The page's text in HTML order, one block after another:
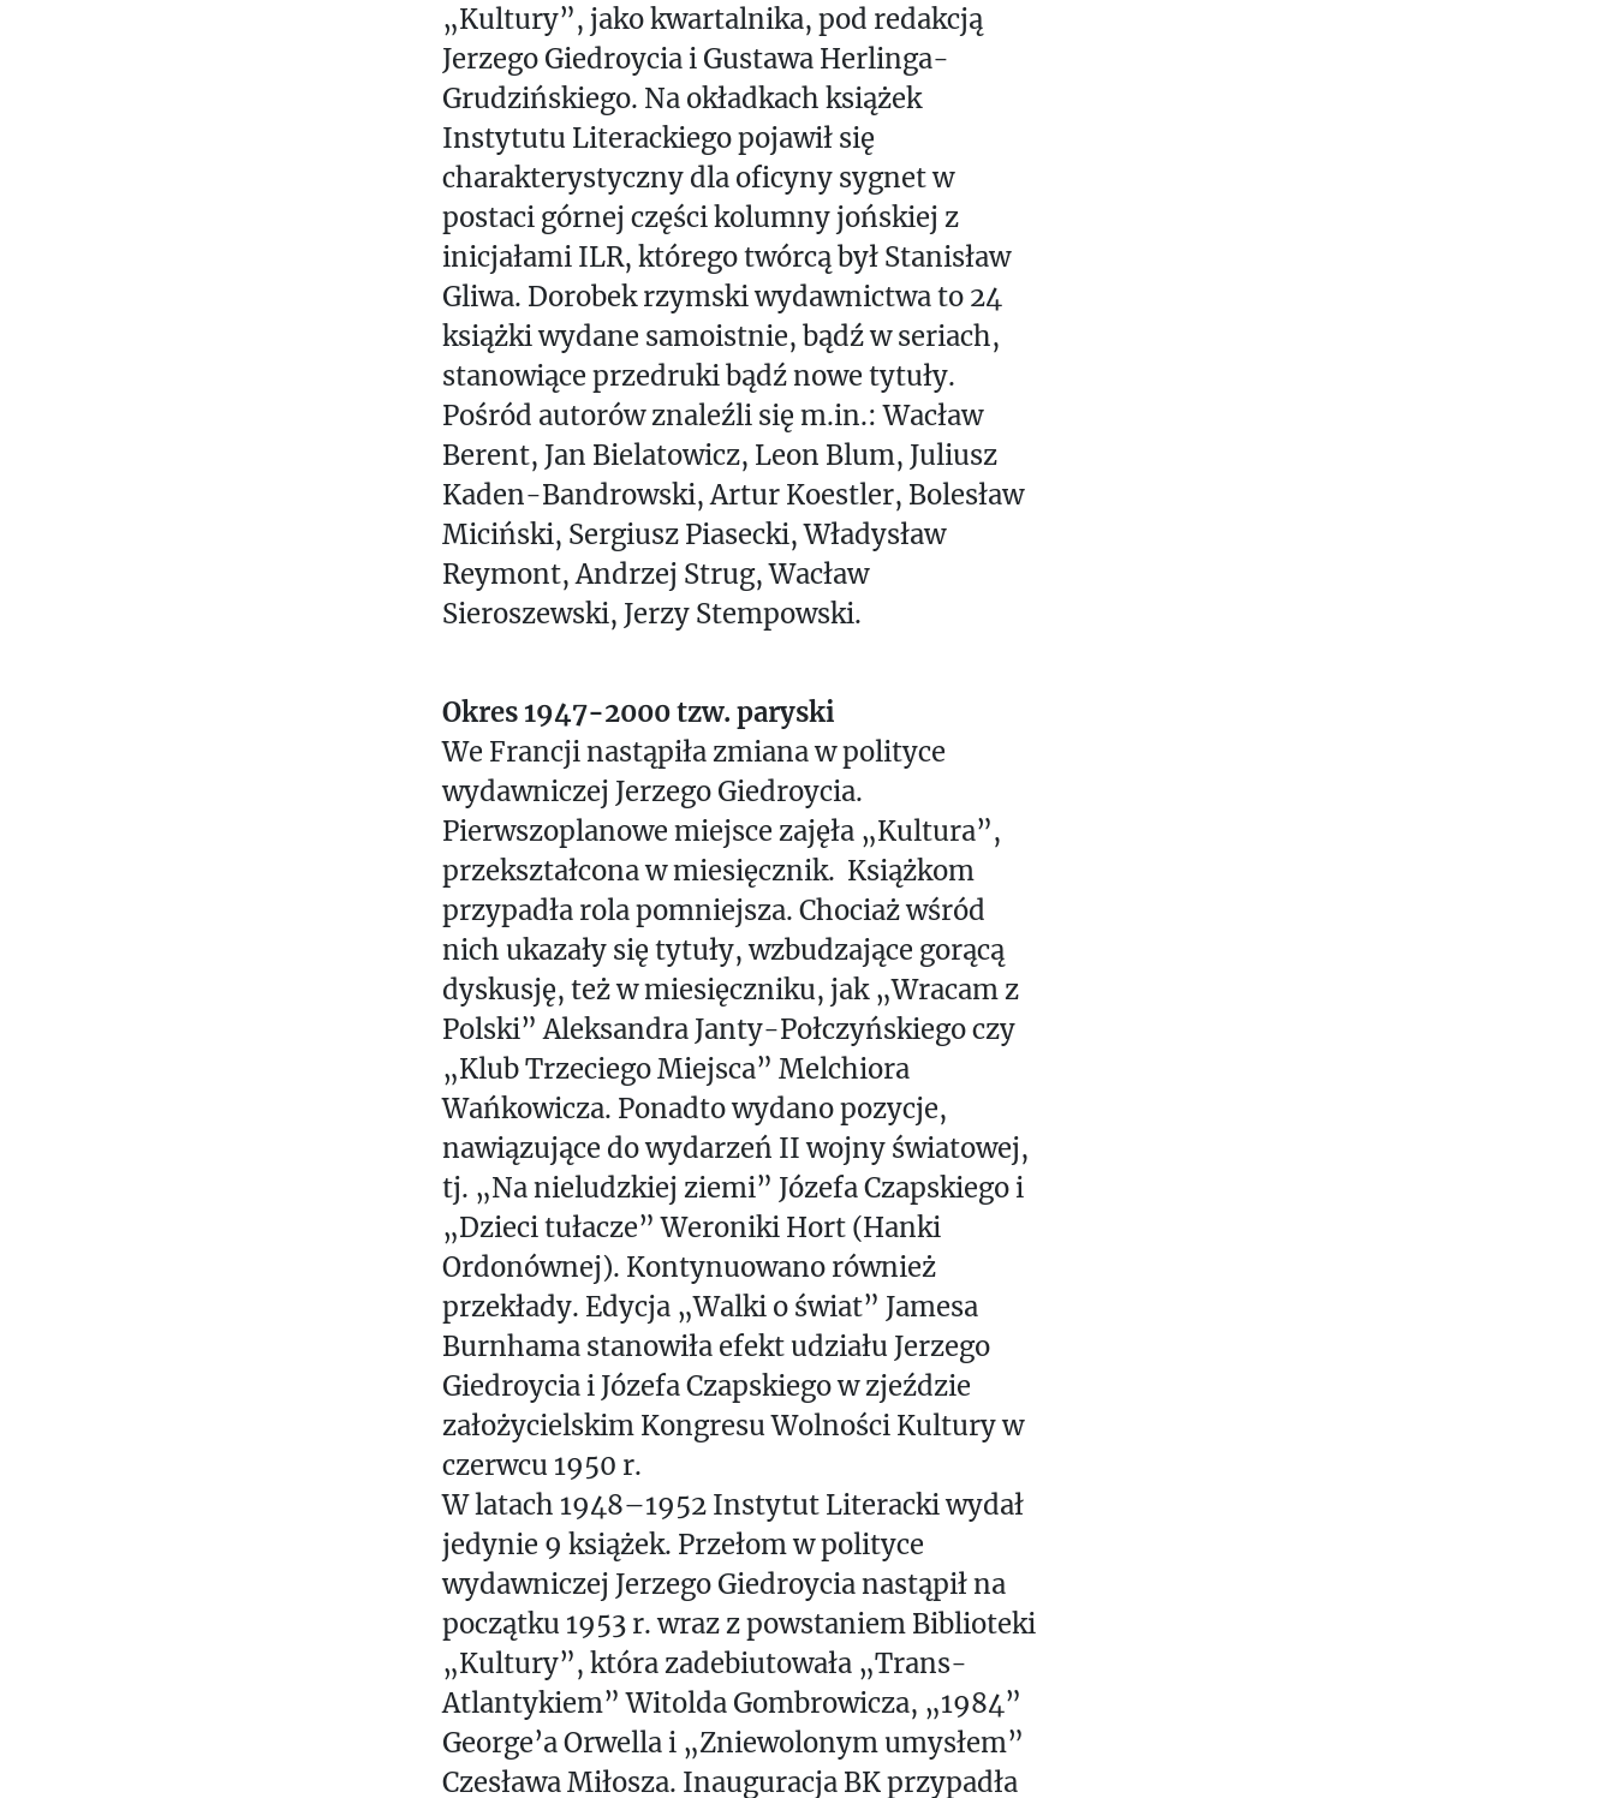
„Kultury”, jako kwartalnika, pod redakcją
Jerzego Giedroycia i Gustawa Herlinga-
Grudzińskiego. Na okładkach książek
Instytutu Literackiego pojawił się
charakterystyczny dla oficyny sygnet w
postaci górnej części kolumny jońskiej z
inicjałami ILR, którego twórcą był Stanisław
Gliwa. Dorobek rzymski wydawnictwa to 24
książki wydane samoistnie, bądź w seriach,
stanowiące przedruki bądź nowe tytuły.
Pośród autorów znaleźli się m.in.: Wacław
Berent, Jan Bielatowicz, Leon Blum, Juliusz
Kaden-Bandrowski, Artur Koestler, Bolesław
Miciński, Sergiusz Piasecki, Władysław
Reymont, Andrzej Strug, Wacław
Sieroszewski, Jerzy Stempowski.
Okres 1947-2000 tzw. paryski
We Francji nastąpiła zmiana w polityce
wydawniczej Jerzego Giedroycia.
Pierwszoplanowe miejsce zajęła „Kultura”,
przekształcona w miesięcznik. Książkom
przypadła rola pomniejsza. Chociaż wśród
nich ukazały się tytuły, wzbudzające gorącą
dyskusję, też w miesięczniku, jak „Wracam z
Polski” Aleksandra Janty-Połczyńskiego czy
„Klub Trzeciego Miejsca” Melchiora
Wańkowicza. Ponadto wydano pozycje,
nawiązujące do wydarzeń II wojny światowej,
tj. „Na nieludzkiej ziemi” Józefa Czapskiego i
„Dzieci tułacze” Weroniki Hort (Hanki
Ordonównej). Kontynuowano również
przekłady. Edycja „Walki o świat” Jamesa
Burnhama stanowiła efekt udziału Jerzego
Giedroycia i Józefa Czapskiego w zjeździe
założycielskim Kongresu Wolności Kultury w
czerwcu 1950 r.
W latach 1948–1952 Instytut Literacki wydał
jedynie 9 książek. Przełom w polityce
wydawniczej Jerzego Giedroycia nastąpił na
początku 1953 r. wraz z powstaniem Biblioteki
„Kultury”, która zadebiutowała „Trans-
Atlantykiem” Witolda Gombrowicza, „1984”
George’a Orwella i „Zniewolonym umysłem”
Czesława Miłosza. Inauguracja BK przypadła